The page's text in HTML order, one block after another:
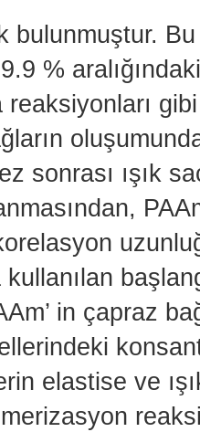
bulunmuştur.
%
reaksiyonları
sonrası ışık
kullanılan
in çapraz
elastise ve